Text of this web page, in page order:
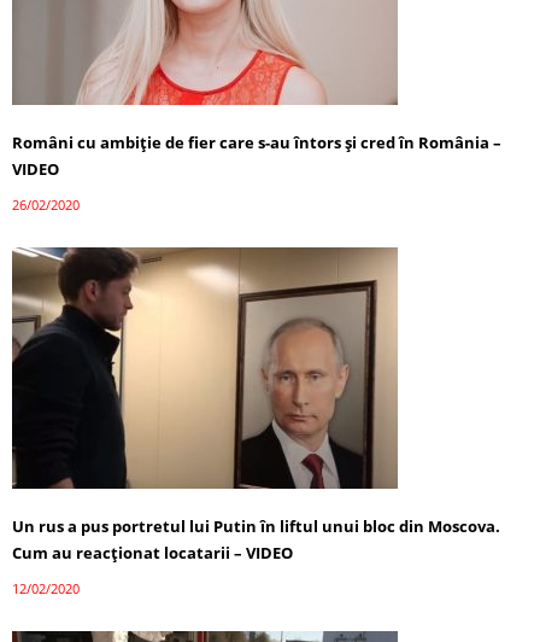
Români cu ambiție de fier care s-au întors și cred în România –
VIDEO
26/02/2020
Un rus a pus portretul lui Putin în liftul unui bloc din Moscova.
Cum au reacţionat locatarii – VIDEO
12/02/2020